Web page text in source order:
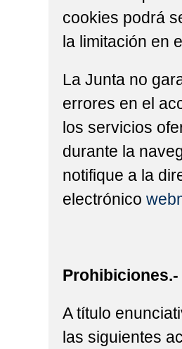
cookies podrá
la limitación en
La Junta no
errores en el
los servicios
durante la
notifique a la
electrónico
Prohibiciones.-
A título
las siguientes